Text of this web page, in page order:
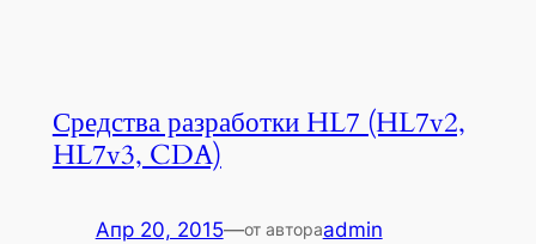
Средства разработки HL7 (HL7v2,
HL7v3, CDA)
Апр 20, 2015—от автораadmin